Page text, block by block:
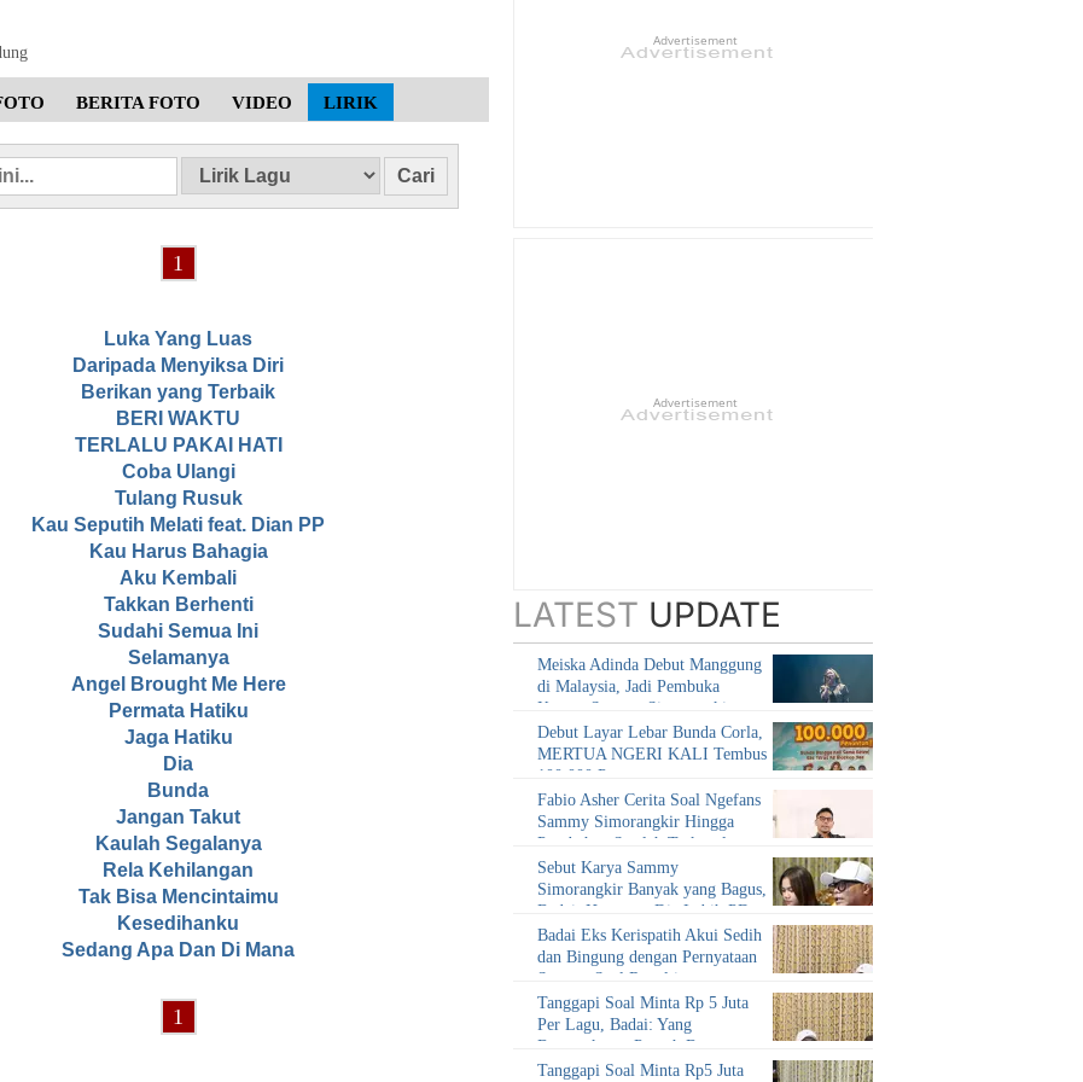
BERITA FOTO VIDEO LIRIK
1
Luka Yang Luas
Daripada Menyiksa Diri
Berikan yang Terbaik
BERI WAKTU
TERLALU PAKAI HATI
Coba Ulangi
Tulang Rusuk
Kau Seputih Melati feat. Dian PP
Kau Harus Bahagia
Aku Kembali
Takkan Berhenti
Sudahi Semua Ini
Selamanya
Angel Brought Me Here
Permata Hatiku
Jaga Hatiku
Dia
Bunda
Jangan Takut
Kaulah Segalanya
Rela Kehilangan
Tak Bisa Mencintaimu
Kesedihanku
Sedang Apa Dan Di Mana
1
Advertisement
Advertisement
LATEST UPDATE
Meiska Adinda Debut Manggung
di Malaysia, Jadi Pembuka
Konser Sammy Simorangkir
Debut Layar Lebar Bunda Corla,
MERTUA NGERI KALI Tembus
100.000 Penonton
Fabio Asher Cerita Soal Ngefans
Sammy Simorangkir Hingga
Perubahan Setelah Terkenal
Sebut Karya Sammy
Simorangkir Banyak yang Bagus,
Badai: Harusnya Dia Lebih PD
Badai Eks Kerispatih Akui Sedih
dan Bingung dengan Pernyataan
Sammy Soal Royalti
Tanggapi Soal Minta Rp 5 Juta
Per Lagu, Badai: Yang
Bersangkutan Pernah Bayar
Nggak?
Tanggapi Soal Minta Rp5 Juta